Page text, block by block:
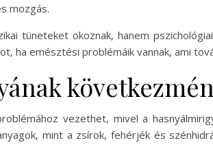
mozgás.
tüneteket okoznak, hanem
ha emésztési problémáik vannak, ami
vezethet, mivel a
mint a zsírok, fehérjék és